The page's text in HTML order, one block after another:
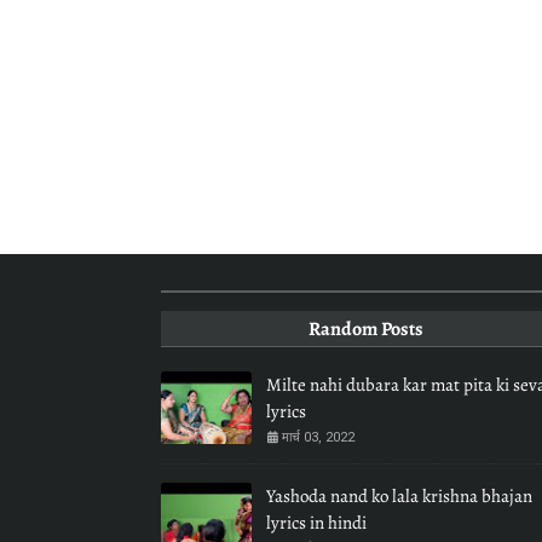
Random Posts
Milte nahi dubara kar mat pita ki
lyrics
मार्च 03, 2022
Yashoda nand ko lala krishna bhajan
lyrics in hindi